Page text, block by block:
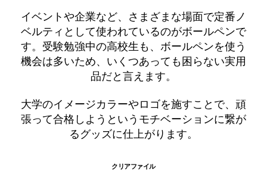
イベントや企業など、さまざまな場面で定番ノ
ベルティとして使われているのがボールペンで
す。受験勉強中の高校生も、ボールペンを使う
機会は多いため、いくつあっても困らない実用
品だと言えます。
大学のイメージカラーやロゴを施すことで、頑
張って合格しようというモチベーションに繋が
るグッズに仕上がります。
クリアファイル